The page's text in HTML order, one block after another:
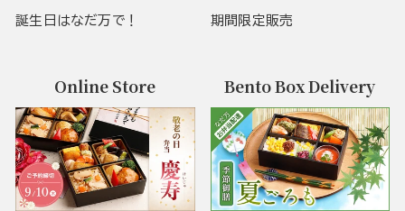
誕生日はなだ万で！ 期間限定販売
Online Store Bento Box Delivery